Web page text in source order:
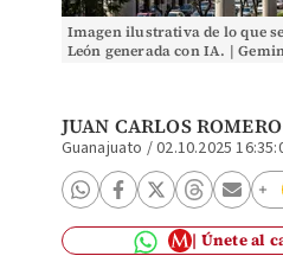
Imagen ilustrativa de lo que
León generada con IA. |
JUAN CARLOS ROMERO
Guanajuato /02.10.2025
Únete al